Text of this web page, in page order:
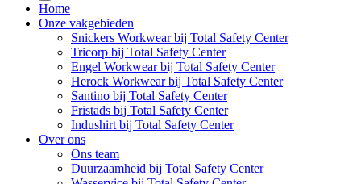
Home
Onze vakgebieden
Snickers Workwear bij Total Safety Center
Tricorp bij Total Safety Center
Engel Workwear bij Total Safety Center
Herock Workwear bij Total Safety Center
Santino bij Total Safety Center
Fristads bij Total Safety Center
Indushirt bij Total Safety Center
Over ons
Ons team
Duurzaamheid bij Total Safety Center